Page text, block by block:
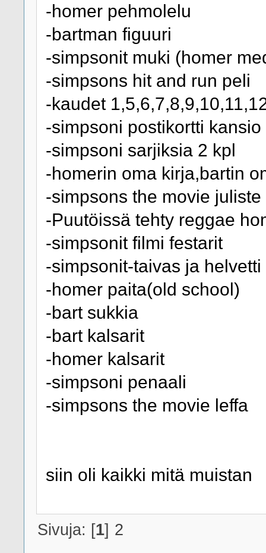
-homer pehmolelu
-bartman figuuri
-simpsonit muki (homer
-simpsons hit and run peli
-kaudet
-simpsoni postikortti kansio
-simpsoni sarjiksia 2 kpl
-homerin oma kirja,bartin
-simpsons the movie juliste
-Puutöissä tehty reggae
-simpsonit filmi festarit
-simpsonit-taivas ja helvetti
-homer paita(old school)
-bart sukkia
-bart kalsarit
-homer kalsarit
-simpsoni penaali
-simpsons the movie leffa
siin oli kaikki mitä muistan
Sivuja: [1] 2